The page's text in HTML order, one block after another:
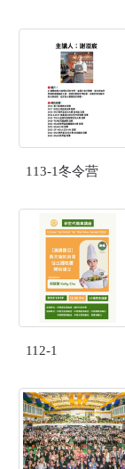
113-1冬令营
112-1